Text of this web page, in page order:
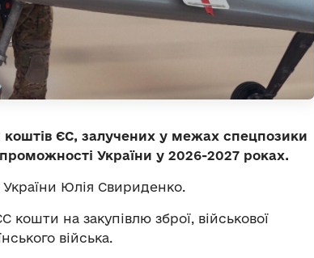
ЄС, залучених у межах спецпозики
України у 2026-2027 роках.
України Юлія Свириденко.
кошти на закупівлю зброї, військової
війська.